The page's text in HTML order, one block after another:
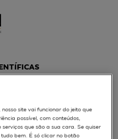
site vai funcionar do jeito que
possível, com conteúdos,
que são a sua cara. Se quiser
bem. É só clicar no botão